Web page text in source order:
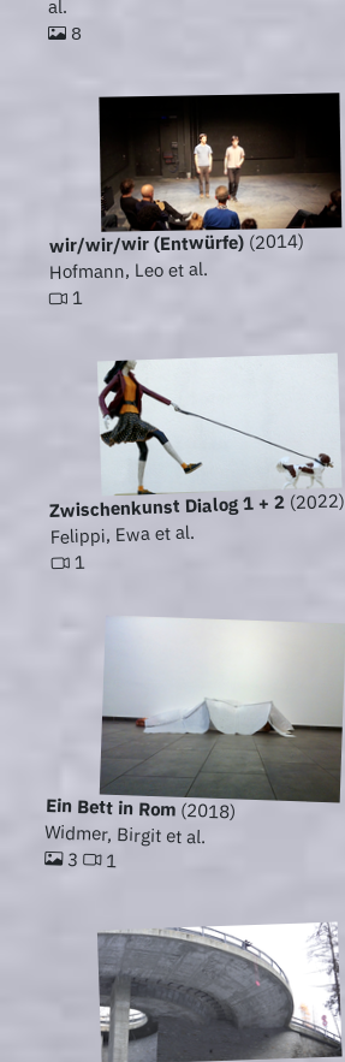
al.
8
wir/wir/wir (Entwürfe)(2014)
Hofmann, Leo et al.
1
Zwischenkunst Dialog 1 + 2(2022)
Felippi, Ewa et al.
1
Ein Bett in Rom (2018)
Widmer, Birgit et al.
3 1